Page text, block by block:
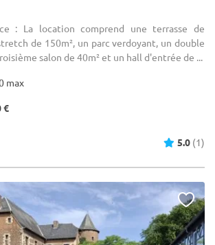
: La location comprend une terrasse de
de 150m², un parc verdoyant, un double
salon de 40m² et un hall d'entrée de ...
max
€
5.0 (1)